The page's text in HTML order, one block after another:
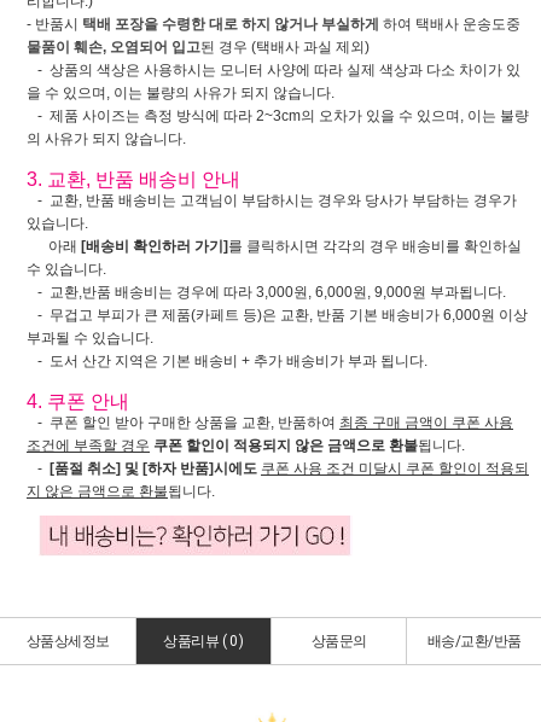
- 반품시 택배 포장을 수령한 대로 하지 않거나 부실하게 하여 택배사 운송도중
물품이 훼손, 오염되어 입고된 경우 (택배사 과실 제외)
- 상품의 색상은 사용하시는 모니터 사양에 따라 실제 색상과 다소 차이가 있
을 수 있으며, 이는 불량의 사유가 되지 않습니다.
- 제품 사이즈는 측정 방식에 따라 2~3cm의 오차가 있을 수 있으며, 이는 불량
의 사유가 되지 않습니다.
3. 교환, 반품 배송비 안내
- 교환, 반품 배송비는 고객님이 부담하시는 경우와 당사가 부담하는 경우가
있습니다.
아래 [배송비 확인하러 가기] 를 클릭하시면 각각의 경우 배송비를 확인하실
수 있습니다.
- 교환,반품 배송비는 경우에 따라 3,000원, 6,000원, 9,000원 부과됩니다.
- 무겁고 부피가 큰 제품(카페트 등)은 교환, 반품 기본 배송비가 6,000원 이상
부과될 수 있습니다.
- 도서 산간 지역은 기본 배송비 + 추가 배송비가 부과 됩니다.
4. 쿠폰 안내
- 쿠폰 할인 받아 구매한 상품을 교환, 반품하여 최종 구매 금액이 쿠폰 사용
조건에 부족할 경우 쿠폰 할인이 적용되지 않은 금액으로 환불됩니다.
- [품절 취소] 및 [하자 반품]시에도 쿠폰 사용 조건 미달시 쿠폰 할인이 적용되
지 않은 금액으로 환불됩니다.
상품상세정보 상품리뷰 ( 0) 상품문의 배송/교환/반품